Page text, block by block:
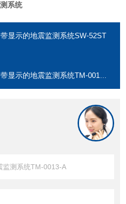
系统
显示的地震监测系统SW-52ST
显示的地震监测系统TM-0013-SW